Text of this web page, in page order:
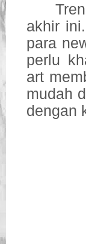
akhir
para
perlu
art
mudah
dengan